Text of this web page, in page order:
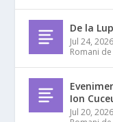
De la
Jul 24, 2026
Romani
Ion
Jul 20, 2026